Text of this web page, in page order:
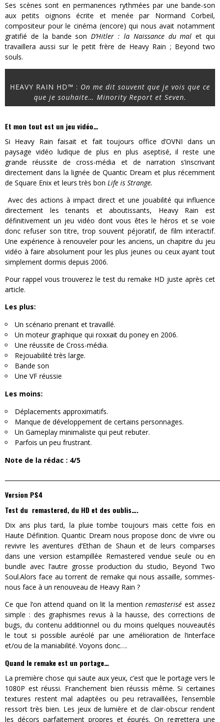
Ses scènes sont en permanences rythmées par une bande-son
aux petits oignons écrite et menée par Normand Corbeil,
compositeur pour le cinéma (encore) qui nous avait notamment
gratifié de la bande sonD’Hitler : la Naissance du mal et qui
travaillera aussi sur le petit frère de Heavy Rain ; Beyond two
souls.
HEAVY RAIN HD™ : On me dit souvent que je vois que ce
que je souhaite… Minority Report et Seven.
Et mon tout est un jeu vidéo…
Si Heavy Rain faisait et fait toujours office d’OVNI dans un
paysage vidéo ludique de plus en plus aseptisé, il reste une
grande réussite de cross-média et de narration s’inscrivant
directement dans la lignée de Quantic Dream et plus récemment
de Square Enix et leurs très bon Life is Strange.
Avec des actions à impact direct et une jouabilité qui influence
directement les tenants et aboutissants, Heavy Rain est
définitivement un jeu vidéo dont vous êtes le héros et se voie
donc refuser son titre, trop souvent péjoratif, de film interactif.
Une expérience à renouveler pour les anciens, un chapitre du jeu
vidéo à faire absolument pour les plus jeunes ou ceux ayant tout
simplement dormis depuis 2006.
Pour rappel vous trouverez le test du remake HD juste après cet
article.
Les plus:
Un scénario prenant et travaillé.
Un moteur graphique qui roxxait du poney en 2006.
Une réussite de Cross-média.
Rejouabilité très large.
Bande son
Une VF réussie
Les moins:
Déplacements approximatifs.
Manque de développement de certains personnages.
Un Gameplay minimaliste qui peut rebuter.
Parfois un peu frustrant.
Note de la rédac : 4/5
Version PS4
Test du remastered, du HD et des oublis….
Dix ans plus tard, la pluie tombe toujours mais cette fois en
Haute Définition. Quantic Dream nous propose donc de vivre ou
revivre les aventures d’Ethan de Shaun et de leurs comparses
dans une version estampillée Remastered vendue seule ou en
bundle avec l’autre grosse production du studio, Beyond Two
Soul.Alors face au torrent de remake qui nous assaille, sommes-
nous face à un renouveau de Heavy Rain ?
Ce que l’on attend quand on lit la mentionremasterisé est assez
simple : des graphismes revus à la hausse, des corrections de
bugs, du contenu additionnel ou du moins quelques nouveautés
le tout si possible auréolé par une amélioration de l’interface
et/ou de la maniabilité. Voyons donc….
Quand le remake est un portage…
La première chose qui saute aux yeux, c’est que le portage vers le
1080P est réussi. Franchement bien réussis même. Si certaines
textures restent mal adaptées ou peu retravaillées, l’ensemble
ressort très bien. Les jeux de lumière et de clair-obscur rendent
les décors parfaitement propres et épurés. On regrettera une